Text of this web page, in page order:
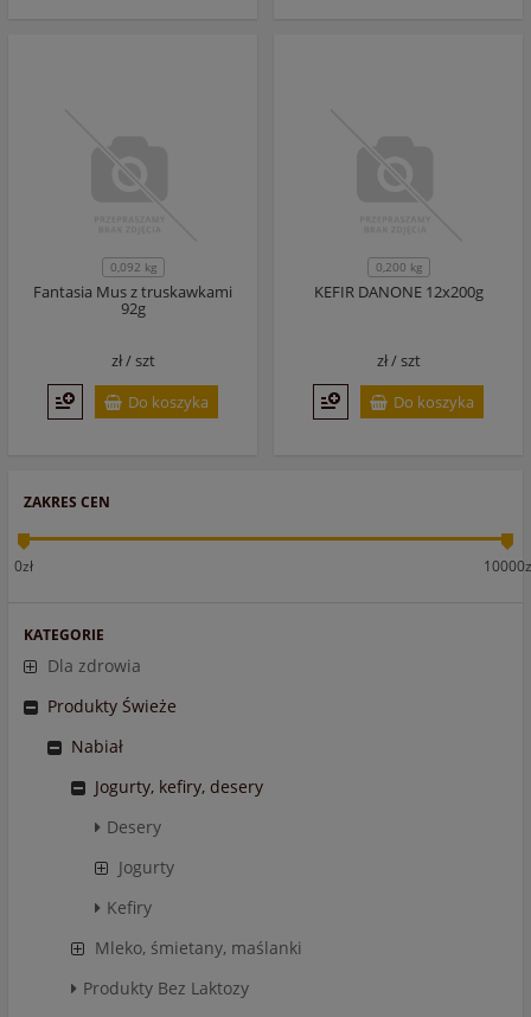
ZAKRES CEN
0zł
KATEGORIE
Dla zdrowia
Produkty Świeże
Nabiał
Jogurty, kefiry, desery
Desery
Jogurty
Kefiry
Mleko, śmietany, maślanki
Produkty Bez Laktozy
0,092 kg
Fantasia Mus z truskawkami
92g
zł /szt
Do koszyka
0,200 kg
KEFIR DANONE 12x200g
zł /szt
Do koszyka